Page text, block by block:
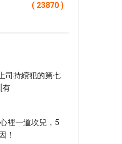
( 23870 )
司持續犯的第七
有
裡一道坎兒，5
！